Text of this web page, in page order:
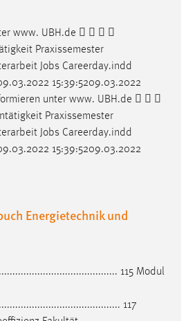
www. UBH.de    
Praxissemester
Jobs Careerday.indd
15:39:5209.03.2022
unter www. UBH.de   
Praxissemester
Jobs Careerday.indd
15:39:5209.03.2022
Energietechnik und
115 Modul
117